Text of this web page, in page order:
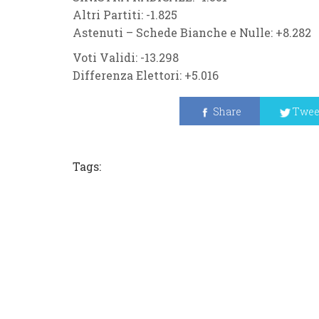
Altri Partiti: -1.825
Astenuti – Schede Bianche e Nulle: +8.282
Voti Validi: -13.298
Differenza Elettori: +5.016
Share
Tags: